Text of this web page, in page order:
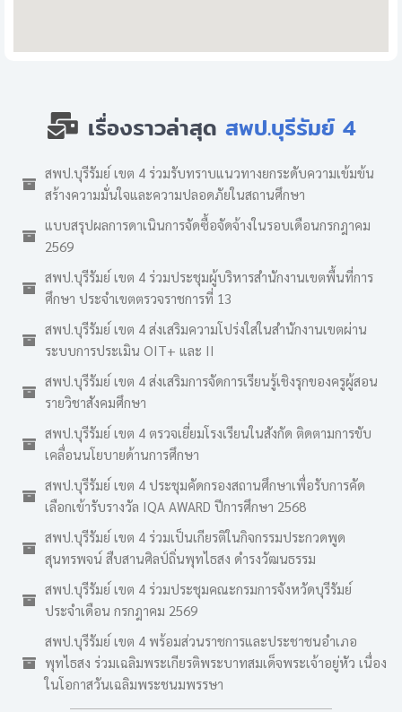
เรื่องราวล่าสุด สพป.บุรีรัมย์ 4
สพป.บุรีรัมย์ เขต 4 ร่วมรับทราบแนวทางยกระดับความเข้มข้น
สร้างความมั่นใจและความปลอดภัยในสถานศึกษา
แบบสรุปผลการดาเนินการจัดซื้อจัดจ้างในรอบเดือนกรกฎาคม
2569
สพป.บุรีรัมย์ เขต 4 ร่วมประชุมผู้บริหารสำนักงานเขตพื้นที่การ
ศึกษา ประจำเขตตรวจราชการที่ 13
สพป.บุรีรัมย์ เขต 4 ส่งเสริมความโปร่งใสในสำนักงานเขตผ่าน
ระบบการประเมิน OIT+ และ II
สพป.บุรีรัมย์ เขต 4 ส่งเสริมการจัดการเรียนรู้เชิงรุกของครูผู้สอน
รายวิชาสังคมศึกษา
สพป.บุรีรัมย์ เขต 4 ตรวจเยี่ยมโรงเรียนในสังกัด ติดตามการขับ
เคลื่อนนโยบายด้านการศึกษา
สพป.บุรีรัมย์ เขต 4 ประชุมคัดกรองสถานศึกษาเพื่อรับการคัด
เลือกเข้ารับรางวัล IQA AWARD ปีการศึกษา 2568
สพป.บุรีรัมย์ เขต 4 ร่วมเป็นเกียรติในกิจกรรมประกวดพูด
สุนทรพจน์ สืบสานศิลป์ถิ่นพุทไธสง ดำรงวัฒนธรรม
สพป.บุรีรัมย์ เขต 4 ร่วมประชุมคณะกรมการจังหวัดบุรีรัมย์
ประจำเดือน กรกฎาคม 2569
สพป.บุรีรัมย์ เขต 4 พร้อมส่วนราชการและประชาชนอำเภอ
พุทไธสง ร่วมเฉลิมพระเกียรติพระบาทสมเด็จพระเจ้าอยู่หัว เนื่อง
ในโอกาสวันเฉลิมพระชนมพรรษา